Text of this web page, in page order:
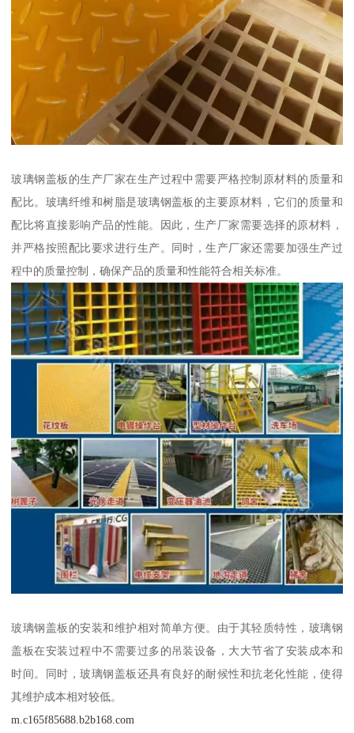
玻璃钢盖板的生产厂家在生产过程中需要严格控制原材料的质量和
配比。玻璃纤维和树脂是玻璃钢盖板的主要原材料，它们的质量和
配比将直接影响产品的性能。因此，生产厂家需要选择的原材料，
并严格按照配比要求进行生产。同时，生产厂家还需要加强生产过
程中的质量控制，确保产品的质量和性能符合相关标准。
玻璃钢盖板的安装和维护相对简单方便。由于其轻质特性，玻璃钢
盖板在安装过程中不需要过多的吊装设备，大大节省了安装成本和
时间。同时，玻璃钢盖板还具有良好的耐候性和抗老化性能，使得
其维护成本相对较低。
m.c165f85688.b2b168.com